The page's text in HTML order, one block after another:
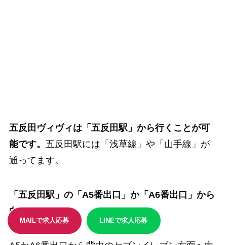
五反田ヴィヴィは「五反田駅」から行くことが可
能です。 五反田駅には「浅草線」や「山手線」が
通ってます。
「五反田駅」の「A5番出口」か「A6番出口」から
向かいましょう。
MAILで求人応募 LINEで求人応募